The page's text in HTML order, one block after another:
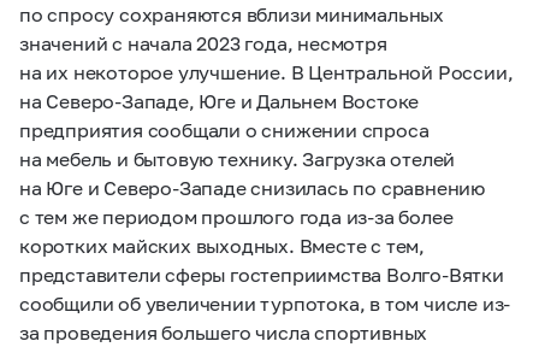
по спросу сохраняются вблизи минимальных
значений с начала 2023 года, несмотря
на их некоторое улучшение. В Центральной России,
на Северо-Западе, Юге и Дальнем Востоке
предприятия сообщали о снижении спроса
на мебель и бытовую технику. Загрузка отелей
на Юге и Северо-Западе снизилась по сравнению
с тем же периодом прошлого года из-за более
коротких майских выходных. Вместе с тем,
представители сферы гостеприимства Волго-Вятки
сообщили об увеличении турпотока, в том числе из-
за проведения большего числа спортивных